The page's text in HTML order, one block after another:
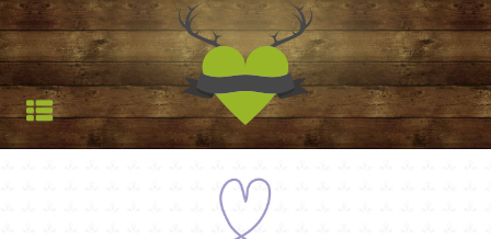
Jagdfieber |
HOCHSTAND
STARTSEITE
TROPHÄEN
REFERENZEN